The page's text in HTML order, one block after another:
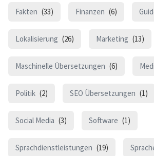
Fakten (33) Finanzen (6)
Lokalisierung (26) Marketing (13)
Maschinelle Übersetzungen (6)
Politik (2) SEO Übersetzungen (1)
Social Media (3) Software (1)
Sprachdienstleistungen (19)